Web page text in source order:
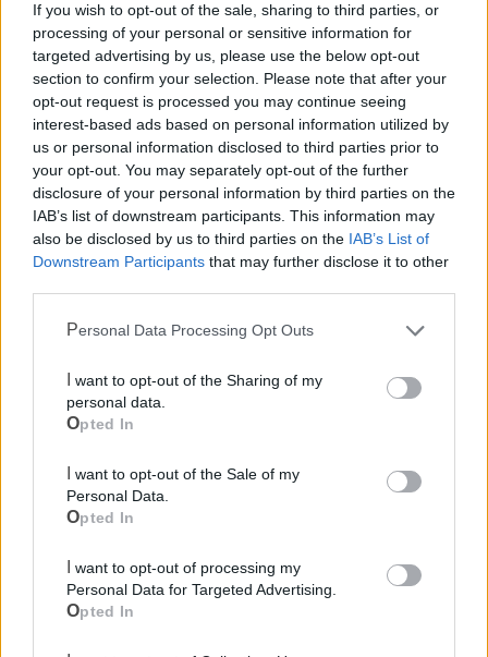
If you wish to opt-out of the sale, sharing to third parties, or
processing of your personal or sensitive information for
targeted advertising by us, please use the below opt-out
section to confirm your selection. Please note that after your
opt-out request is processed you may continue seeing
interest-based ads based on personal information utilized by
us or personal information disclosed to third parties prior to
your opt-out. You may separately opt-out of the further
disclosure of your personal information by third parties on the
IAB’s list of downstream participants. This information may
also be disclosed by us to third parties on the IAB’s List of
Downstream Participants that may further disclose it to other
Personal Data Processing Opt Outs
personal data.
Opted In
Personal Data.
Opted In
Personal Data for Targeted Advertising.
Opted In
Mondo CIA
Cia Agricoltori Italiani | Puglia - Area Due